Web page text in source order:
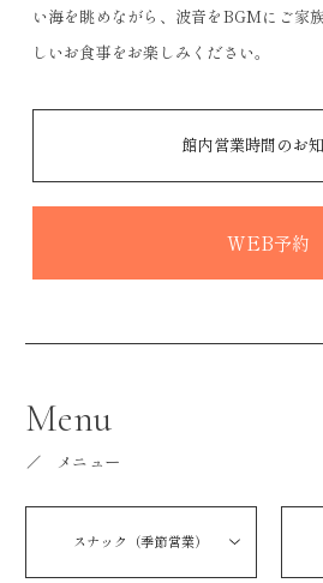
い海を眺めながら、波音をBGMにご家
しいお食事をお楽しみください。
館内営業時間のお
WEB予約
Menu
メニュー
スナック（季節営業）